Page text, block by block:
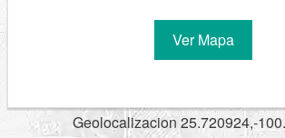
Ver Mapa
Geolocalizacion 25.720924,-